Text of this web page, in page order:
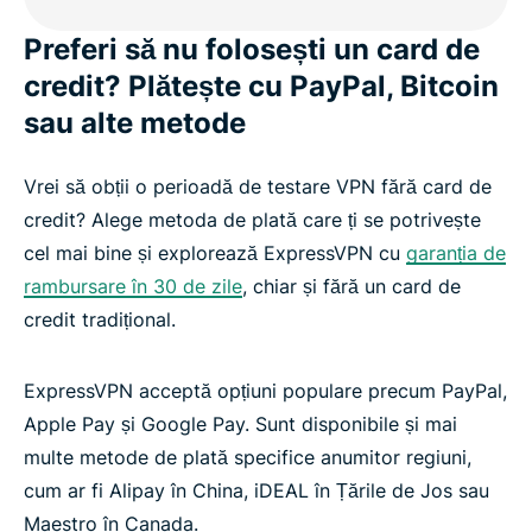
Preferi să nu folosești un card de
credit? Plătește cu PayPal, Bitcoin
sau alte metode
Vrei să obții o perioadă de testare VPN fără card de
credit? Alege metoda de plată care ți se potrivește
cel mai bine și explorează ExpressVPN cu garanția de
rambursare în 30 de zile, chiar și fără un card de
credit tradițional.
ExpressVPN acceptă opțiuni populare precum PayPal,
Apple Pay și Google Pay. Sunt disponibile și mai
multe metode de plată specifice anumitor regiuni,
cum ar fi Alipay în China, iDEAL în Țările de Jos sau
Maestro în Canada.